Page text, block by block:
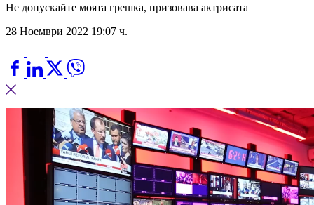
Не допускайте моята грешка, призовава актрисата
28 Ноември 2022 19:07 ч.